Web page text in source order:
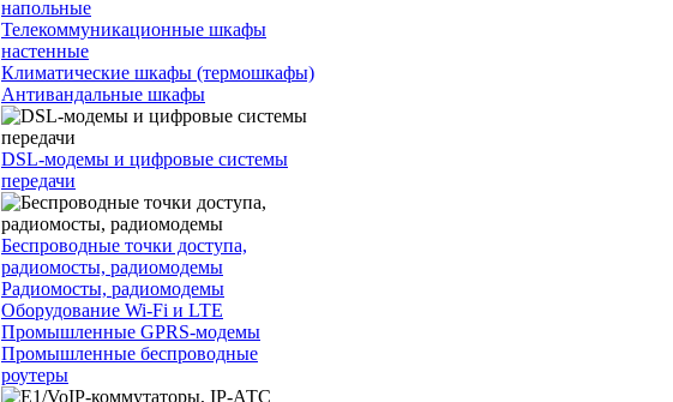
напольные
Телекоммуникационные шкафы
настенные
Климатические шкафы (термошкафы)
Антивандальные шкафы
DSL-модемы и цифровые системы
передачи
Беспроводные точки доступа,
радиомосты, радиомодемы
Радиомосты, радиомодемы
Оборудование Wi-Fi и LTE
Промышленные GPRS-модемы
Промышленные беспроводные
роутеры